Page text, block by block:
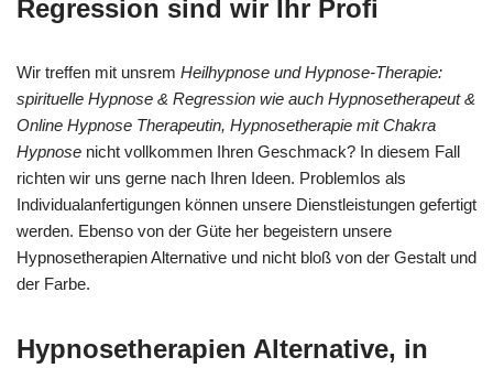
Regression sind wir Ihr Profi
Wir treffen mit unsrem Heilhypnose und Hypnose-Therapie:
spirituelle Hypnose & Regression wie auch Hypnosetherapeut &
Online Hypnose Therapeutin, Hypnosetherapie mit Chakra
Hypnose nicht vollkommen Ihren Geschmack? In diesem Fall
richten wir uns gerne nach Ihren Ideen. Problemlos als
Individualanfertigungen können unsere Dienstleistungen gefertigt
werden. Ebenso von der Güte her begeistern unsere
Hypnosetherapien Alternative und nicht bloß von der Gestalt und
der Farbe.
Hypnosetherapien Alternative, in